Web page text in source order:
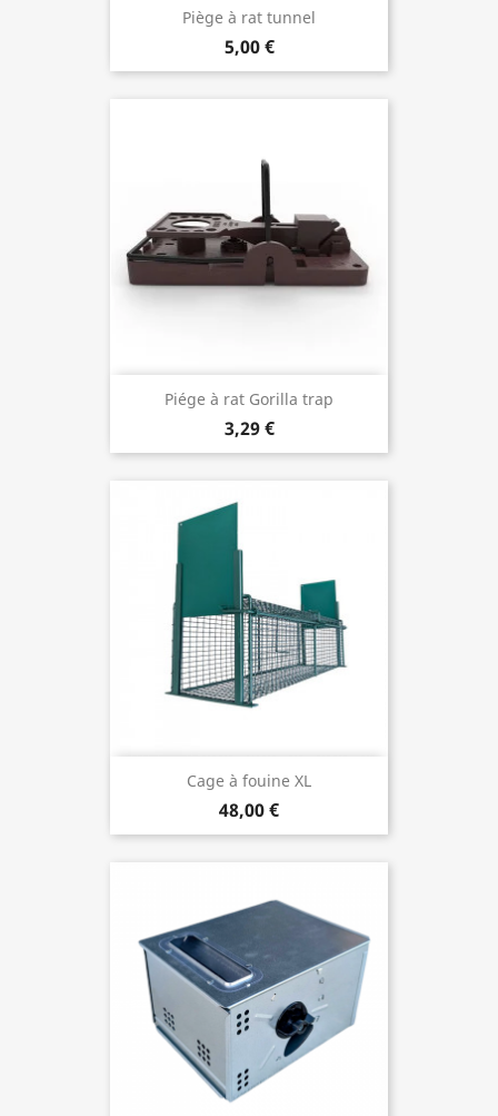
Piège à rat tunnel
5,00 €
Piége à rat Gorilla trap
3,29 €
Cage à fouine XL
48,00 €